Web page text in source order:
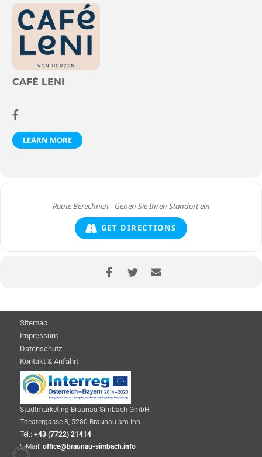
CAFÈ LENI
LEARN MORE
GET DIRECTIONS
Sitemap
Impressum
Datenschutz
Kontakt & Anfahrt
Stadtmarketing Braunau-Simbach GmbH
Theatergasse 3, 5280 Braunau am Inn
Tel.: +43 (7722) 21414
E-Mail: office@braunau-simbach.info